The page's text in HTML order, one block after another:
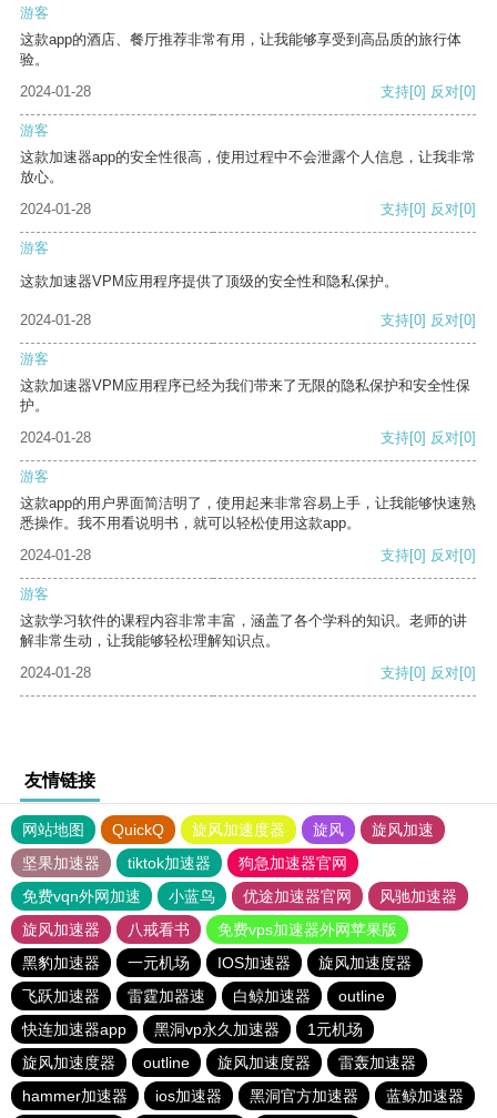
游客
这款app的酒店、餐厅推荐非常有用，让我能够享受到高品质的旅行体
验。
2024-01-28
支持[0] 反对[0]
游客
这款加速器app的安全性很高，使用过程中不会泄露个人信息，让我非常
放心。
2024-01-28
支持[0] 反对[0]
游客
这款加速器VPM应用程序提供了顶级的安全性和隐私保护。
2024-01-28 支持[0] 反对[0]
游客
这款加速器VPM应用程序已经为我们带来了无限的隐私保护和安全性保
护。
2024-01-28
支持[0] 反对[0]
游客
这款app的用户界面简洁明了，使用起来非常容易上手，让我能够快速熟
悉操作。我不用看说明书，就可以轻松使用这款app。
2024-01-28
支持[0] 反对[0]
游客
这款学习软件的课程内容非常丰富，涵盖了各个学科的知识。老师的讲
解非常生动，让我能够轻松理解知识点。
2024-01-28
支持[0] 反对[0]
友情链接
网站地图 QuickQ 旋风加速度器 旋风
旋风加速
坚果加速器
tiktok加速器
狗急加速器官网
免费vqn外网加速
小蓝鸟 优途加速器官网
风驰加速器
旋风加速器
八戒看书
免费vps加速器外网苹果版
黑豹加速器
一元机场 IOS加速器
旋风加速度器
飞跃加速器
雷霆加器速 白鲸加速器
outline
快连加速器app
黑洞vp永久加速器
1元机场
旋风加速度器
outline 旋风加速度器
雷轰加速器
hammer加速器
ios加速器 黑洞官方加速器 蓝鲸加速器